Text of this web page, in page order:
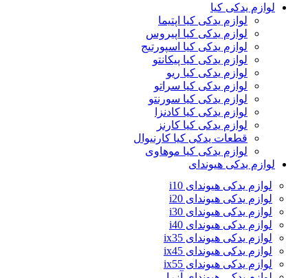
لوازم یدکی کیا
لوازم یدکی کیا اپتیما
لوازم یدکی کیا اپیروس
لوازم یدکی کیا اسپورتیج
لوازم یدکی کیا پیکانتو
لوازم یدکی کیا ریو
لوازم یدکی کیا سراتو
لوازم یدکی کیا سورنتو
لوازم یدکی کیا کادنزا
لوازم یدکی کیا کارنز
قطعات یدکی کیا کارنیوال
لوازم یدکی کیا موهاوی
لوازم یدکی هیوندای
لوازم یدکی هیوندای i10
لوازم یدکی هیوندای i20
لوازم یدکی هیوندای i30
لوازم یدکی هیوندای i40
لوازم یدکی هیوندای ix35
لوازم یدکی هیوندای ix45
لوازم یدکی هیوندای ix55